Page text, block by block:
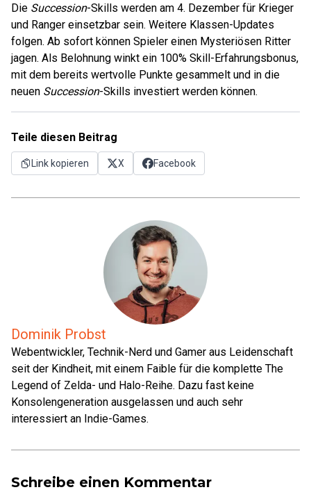
Die Succession-Skills werden am 4. Dezember für Krieger
und Ranger einsetzbar sein. Weitere Klassen-Updates
folgen. Ab sofort können Spieler einen Mysteriösen Ritter
jagen. Als Belohnung winkt ein 100% Skill-Erfahrungsbonus,
mit dem bereits wertvolle Punkte gesammelt und in die
neuen Succession-Skills investiert werden können.
Teile diesen Beitrag
Link kopieren X Facebook
Dominik Probst
Webentwickler, Technik-Nerd und Gamer aus Leidenschaft
seit der Kindheit, mit einem Faible für die komplette The
Legend of Zelda- und Halo-Reihe. Dazu fast keine
Konsolengeneration ausgelassen und auch sehr
interessiert an Indie-Games.
Schreibe einen Kommentar